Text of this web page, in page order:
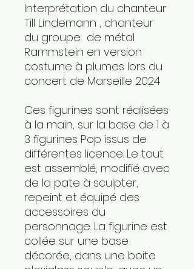
Interprétation du chanteur
Till Lindemann , chanteur
du groupe de métal
Rammstein en version
costume à plumes lors du
concert de Marseille 2024
Ces figurines sont réalisées
à la main, sur la base de 1 à
3 figurines Pop issus de
différentes licence. Le tout
est assemblé, modifié avec
de la pate à sculpter,
repeint et équipé des
accessoires du
personnage. La figurine est
collée sur une base
décorée, dans une boite